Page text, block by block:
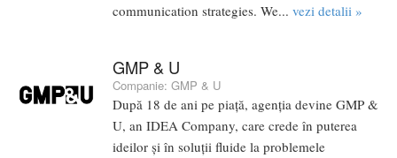
communication strategies. We... vezi detalii »
GMP & U
Companie: GMP & U
După 18 de ani pe piață, agenția devine GMP &
U, an IDEA Company, care crede în puterea
ideilor și în soluții fluide la problemele